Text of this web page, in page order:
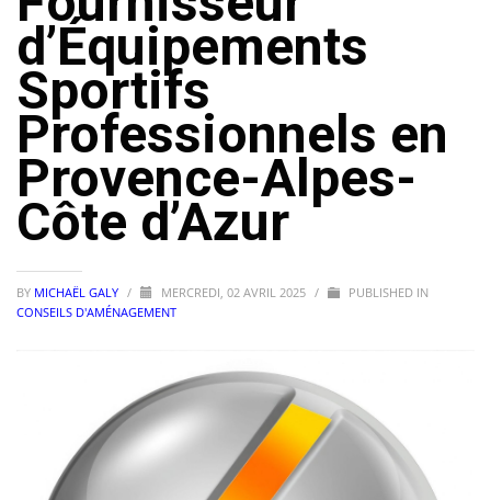
d’Équipements
Sportifs
Professionnels en
Provence-Alpes-
Côte d’Azur
BY MICHAËL GALY / MERCREDI, 02 AVRIL 2025 /
PUBLISHED IN
CONSEILS D'AMÉNAGEMENT